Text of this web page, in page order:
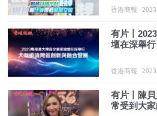
香港商報
有片丨
壇在深舉
香港商報
有片丨陳
常受到大